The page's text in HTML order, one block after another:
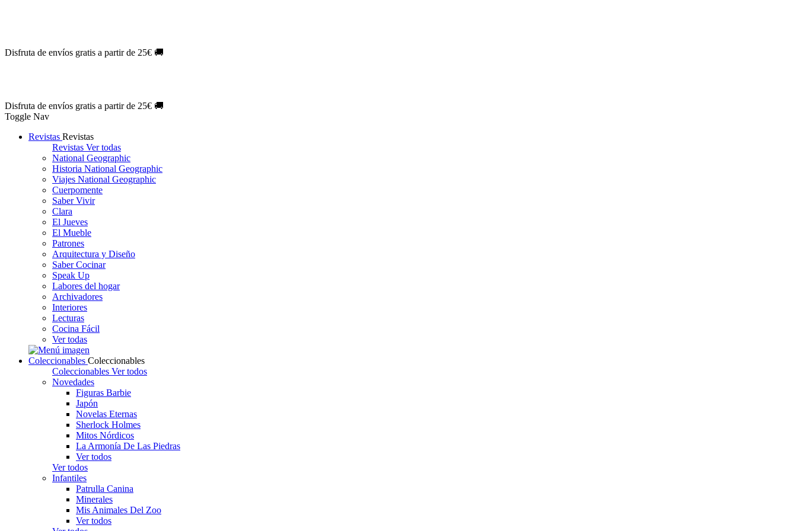
Disfruta de envíos gratis a partir de 25€ 🚚
Disfruta de envíos gratis a partir de 25€ 🚚
Toggle Nav
Revistas Revistas
Revistas Ver todas
National Geographic
Historia National Geographic
Viajes National Geographic
Cuerpomente
Saber Vivir
Clara
El Jueves
El Mueble
Patrones
Arquitectura y Diseño
Saber Cocinar
Speak Up
Labores del hogar
Archivadores
Interiores
Lecturas
Cocina Fácil
Ver todas
Coleccionables Coleccionables
Coleccionables Ver todos
Novedades
Figuras Barbie
Japón
Novelas Eternas
Sherlock Holmes
Mitos Nórdicos
La Armonía De Las Piedras
Ver todos
Ver todos
Infantiles
Patrulla Canina
Minerales
Mis Animales Del Zoo
Ver todos